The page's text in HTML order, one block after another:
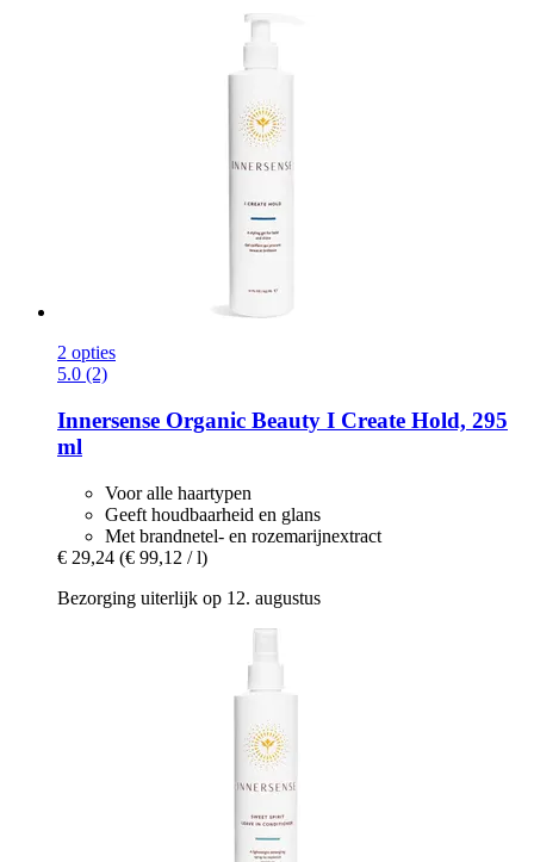
2 opties
5.0 (2)
Innersense Organic Beauty I Create Hold, 295
ml
Voor alle haartypen
Geeft houdbaarheid en glans
Met brandnetel- en rozemarijnextract
€ 29,24 (€ 99,12 / l)
Bezorging uiterlijk op 12. augustus